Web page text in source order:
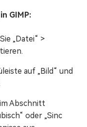
GIMP:
„Datei“ >
auf „Bild“ und
Abschnitt
oder „Sinc